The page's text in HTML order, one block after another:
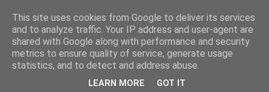
Zdenička
This site uses cookies from Google to deliver its services
and to analyze traffic. Your IP address and user-agent are
shared with Google along with performance and security
metrics to ensure quality of service, generate usage
statistics, and to detect and address abuse.
LEARN MORE GOT IT